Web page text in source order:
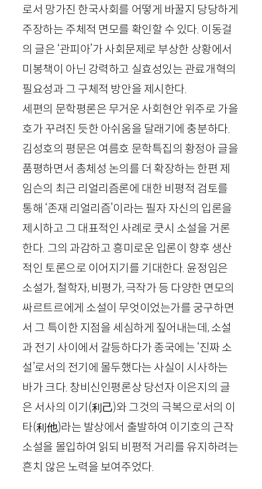
로서 망가진 한국사회를 어떻게 바꿀지 당당하게
주장하는 주체적 면모를 확인할 수 있다. 이동걸
의 글은 ‘관피아’가 사회문제로 부상한 상황에서
미봉책이 아닌 강력하고 실효성있는 관료개혁의
필요성과 그 구체적 방안을 제시한다.
세편의 문학평론은 무거운 사회현안 위주로 가을
호가 꾸려진 듯한 아쉬움을 달래기에 충분하다.
김성호의 평문은 여름호 문학특집의 황정아 글을
품평하면서 총체성 논의를 더 확장하는 한편 제
임슨의 최근 리얼리즘론에 대한 비평적 검토를
통해 ‘존재 리얼리즘’이라는 필자 자신의 입론을
제시하고 그 대표적인 사례로 쿳시 소설을 거론
한다. 그의 과감하고 흥미로운 입론이 향후 생산
적인 토론으로 이어지기를 기대한다. 윤정임은
소설가, 철학자, 비평가, 극작가 등 다양한 면모의
싸르트르에게 소설이 무엇이었는가를 궁구하면
서 그 특이한 지점을 세심하게 짚어내는데, 소설
과 전기 사이에서 갈등하다가 종국에는 ‘진짜 소
설’로서의 전기에 몰두했다는 사실이 시사하는
바가 크다. 창비신인평론상 당선자 이은지의 글
은 서사의 이기(利己)와 그것의 극복으로서의 이
타(利他)라는 발상에서 출발하여 이기호의 근작
소설을 몰입하여 읽되 비평적 거리를 유지하려는
흔치 않은 노력을 보여주었다.